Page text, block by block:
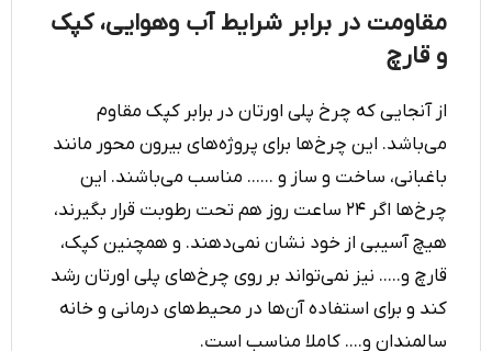
مقاومت در برابر شرایط آب وهوایی، کپک
و قارچ
از آنجایی که چرخ پلی اورتان در برابر کپک مقاوم
می‌باشد. این چرخ‌ها برای پروژه‌های بیرون محور مانند
باغبانی،‌ ساخت و ساز و ...... مناسب می‌باشند. این
چرخ‌ها اگر ۲۴ ساعت روز هم تحت رطوبت قرار بگیرند،‌
هیچ آسیبی از خود نشان نمی‌دهند. و همچنین کپک،
قارچ و..... نیز نمی‌تواند بر روی چرخ‌های پلی اورتان رشد
کند و برای استفاده آن‌ها در محیط‌های درمانی و خانه
سالمندان و.... کاملا مناسب است.